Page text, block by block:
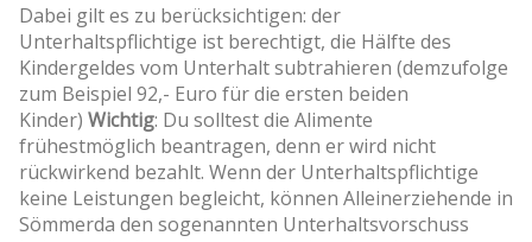
Dabei gilt es zu berücksichtigen: der
Unterhaltspflichtige ist berechtigt, die Hälfte des
Kindergeldes vom Unterhalt subtrahieren (demzufolge
zum Beispiel 92,- Euro für die ersten beiden
Kinder) Wichtig: Du solltest die Alimente
frühestmöglich beantragen, denn er wird nicht
rückwirkend bezahlt. Wenn der Unterhaltspflichtige
keine Leistungen begleicht, können Alleinerziehende in
Sömmerda den sogenannten Unterhaltsvorschuss